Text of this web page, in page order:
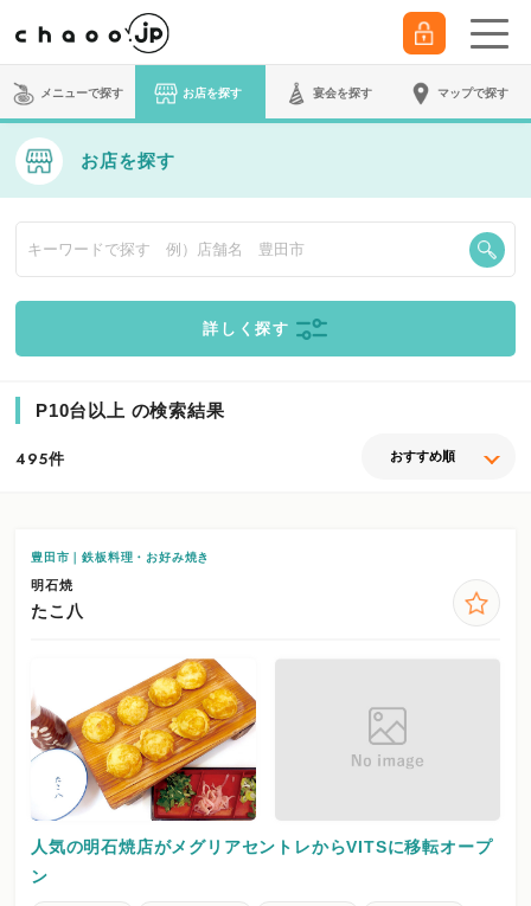
メニューで探す お店を探す 宴会を探す マップで探す
お店を探す
詳しく探す
P10台以上 の検索結果
495件
豊田市｜鉄板料理・お好み焼き
明石焼
たこ八
人気の明石焼店がメグリアセントレからVITSに移転オープ
ン